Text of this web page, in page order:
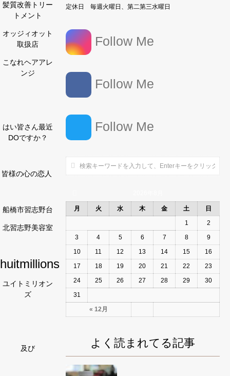
髪質改善トリー
トメント
オッジィオット
取扱店
こなれヘアアレ
ンジ
はい皆さん最近
DOですか？
皆様の心の恋人
船橋市習志野台
北習志野美容室
huitmillions
ユイトミリオン
ズ
及び
定休日 毎週火曜日、第二第三水曜日
Follow Me
Follow Me
Follow Me
月 火 水 木 金 土 日
« 12月
1
2
3
4 5 6 7 8
9
10
11 12 13 14 15
16
17
18 19 20 21 22
23
24
25 26 27 28 29
30
31
よく読まれてる記事